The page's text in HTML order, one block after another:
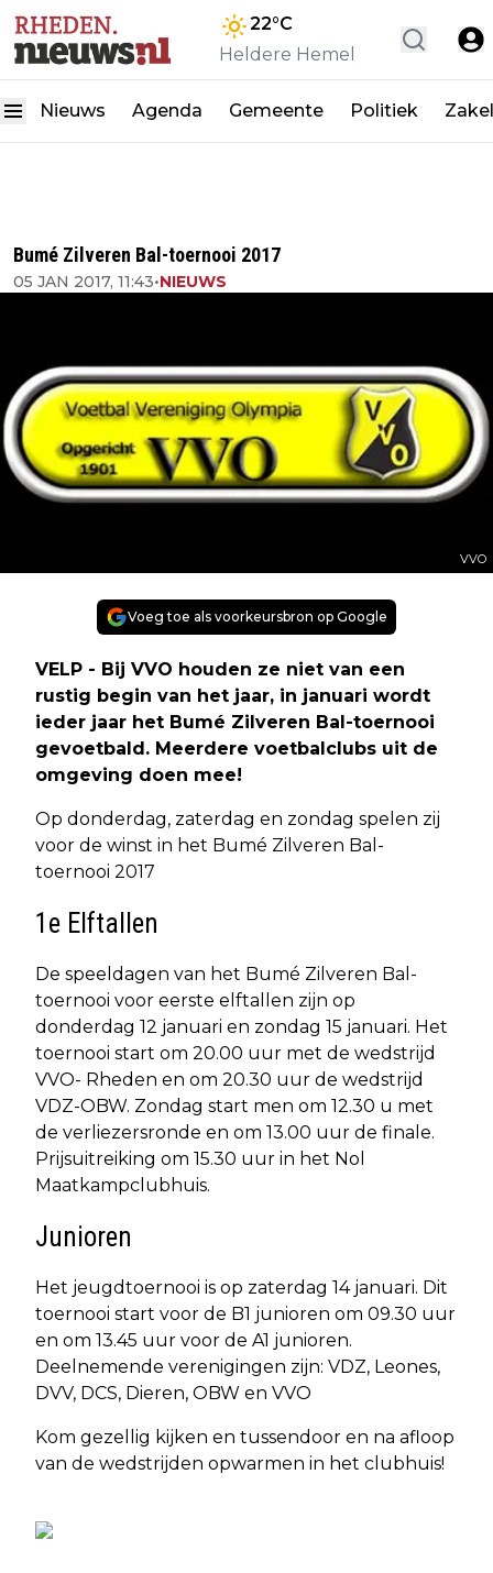
22°C
Heldere Hemel
Nieuws Agenda Gemeente Politiek
Bumé Zilveren Bal-toernooi 2017
05 JAN 2017, 11:43•NIEUWS
VVO
Voeg toe als voorkeursbron op Google
VELP - Bij VVO houden ze niet van een
rustig begin van het jaar, in januari wordt
ieder jaar het Bumé Zilveren Bal-toernooi
gevoetbald. Meerdere voetbalclubs uit de
omgeving doen mee!
Op donderdag, zaterdag en zondag spelen zij
voor de winst in het Bumé Zilveren Bal-
toernooi 2017
1e Elftallen
De speeldagen van het Bumé Zilveren Bal-
toernooi voor eerste elftallen zijn op
donderdag 12 januari en zondag 15 januari. Het
toernooi start om 20.00 uur met de wedstrijd
VVO- Rheden en om 20.30 uur de wedstrijd
VDZ-OBW. Zondag start men om 12.30 u met
de verliezersronde en om 13.00 uur de finale.
Prijsuitreiking om 15.30 uur in het Nol
Maatkampclubhuis.
Junioren
Het jeugdtoernooi is op zaterdag 14 januari. Dit
toernooi start voor de B1 junioren om 09.30 uur
en om 13.45 uur voor de A1 junioren.
Deelnemende verenigingen zijn: VDZ, Leones,
DVV, DCS, Dieren, OBW en VVO
Kom gezellig kijken en tussendoor en na afloop
van de wedstrijden opwarmen in het clubhuis!